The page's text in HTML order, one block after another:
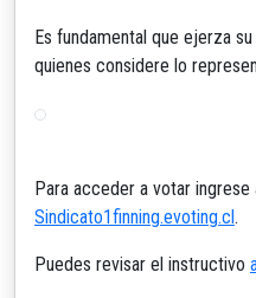
Es fundamental que ejerza
quienes considere lo
Para acceder a votar ingrese
Sindicato1finning.evoting.cl.
Puedes revisar el instructivo